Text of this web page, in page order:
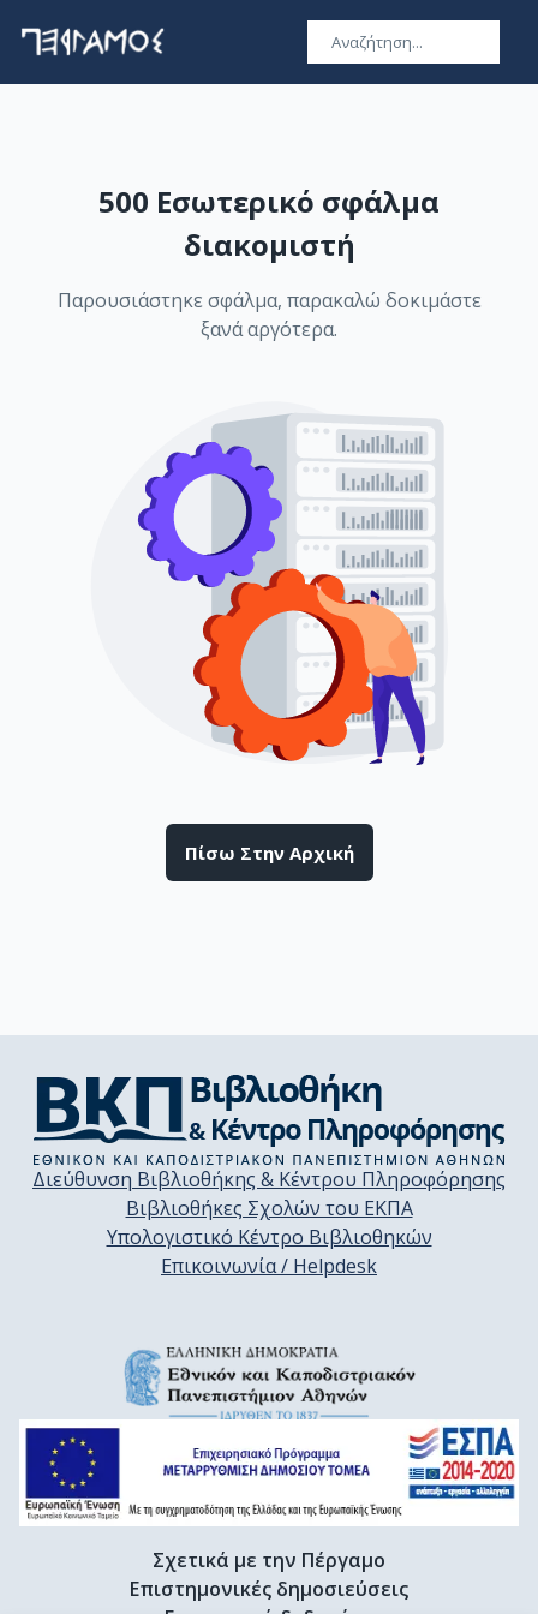
500 Εσωτερικό σφάλμα
διακομιστή
Παρουσιάστηκε σφάλμα, παρακαλώ δοκιμάστε
ξανά αργότερα.
Πίσω Στην Αρχική
Διεύθυνση Βιβλιοθήκης & Κέντρου Πληροφόρησης
Βιβλιοθήκες Σχολών του ΕΚΠΑ
Υπολογιστικό Κέντρο Βιβλιοθηκών
Επικοινωνία / Helpdesk
Σχετικά με την Πέργαμο
Επιστημονικές δημοσιεύσεις